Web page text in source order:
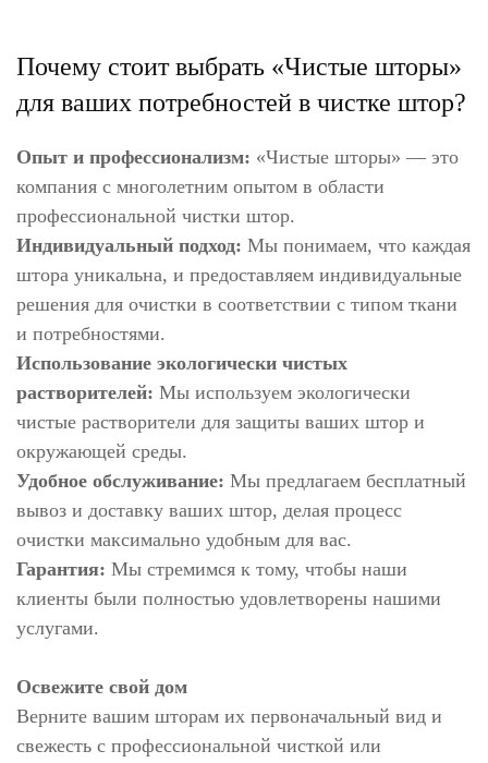
Почему стоит выбрать «Чистые шторы»
для ваших потребностей в чистке штор?
Опыт и профессионализм: «Чистые шторы» — это
компания с многолетним опытом в области
профессиональной чистки штор.
Индивидуальный подход: Мы понимаем, что каждая
штора уникальна, и предоставляем индивидуальные
решения для очистки в соответствии с типом ткани
и потребностями.
Использование экологически чистых
растворителей: Мы используем экологически
чистые растворители для защиты ваших штор и
окружающей среды.
Удобное обслуживание: Мы предлагаем бесплатный
вывоз и доставку ваших штор, делая процесс
очистки максимально удобным для вас.
Гарантия: Мы стремимся к тому, чтобы наши
клиенты были полностью удовлетворены нашими
услугами.
Освежите свой дом
Верните вашим шторам их первоначальный вид и
свежесть с профессиональной чисткой или